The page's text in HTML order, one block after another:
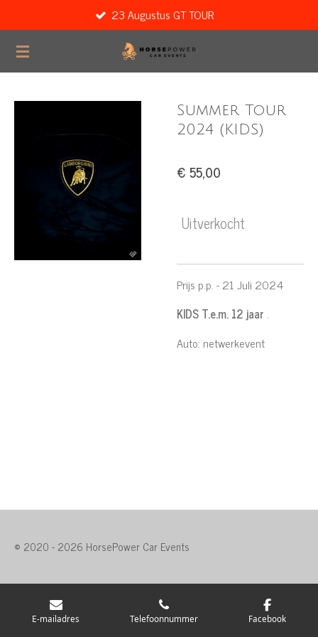
direct
naar
23 Augustus GT TOUR
Summer Tour
2024 (KIDS)
€ 55,00
Uitverkocht
Prijs p.p. - 21 Juli 2024
KIDS T.e.m. 12 jaar .
Auto: netwerkevent
© 2020 - 2026 HorsePower Car Events
E-mailadres Telefoonnummer Facebook